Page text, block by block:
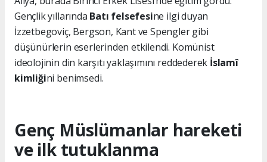
Gençlik yıllarında Batı felsefesine ilgi duyan
İzzetbegoviç, Bergson, Kant ve Spengler gibi
düşünürlerin eserlerinden etkilendi. Komünist
ideolojinin din karşıtı yaklaşımını reddederek İslamî
kimliğini benimsedi.
Genç Müslümanlar hareketi
ve ilk tutuklanma